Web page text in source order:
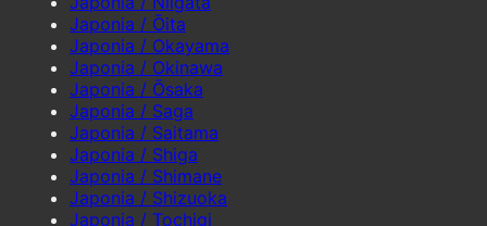
Japonia / Ōita
Japonia / Okayama
Japonia / Okinawa
Japonia / Ōsaka
Japonia / Saga
Japonia / Saitama
Japonia / Shiga
Japonia / Shimane
Japonia / Shizuoka
Japonia / Tochigi